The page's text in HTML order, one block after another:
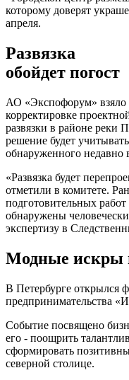
которому доверят
апреля.
Развязка
обойдет погост
АО «Экспофорум» взяло
корректировке
развязки в районе реки
решение будет
обнаруженного
«Развязка будет
отметили в комитете.
подготовительных
обнаружены
экспертизу в
Модные искры
В Петербурге открылся
предпринимательства
Событие посвящено
его - поощрить
сформировать
северной столице.